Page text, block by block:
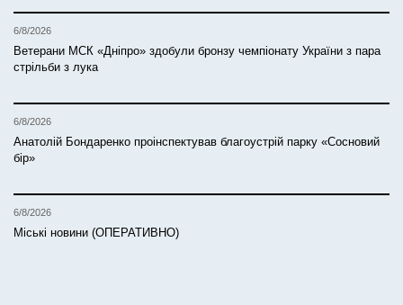
6/8/2026
Ветерани МСК «Дніпро» здобули бронзу чемпіонату України з пара
стрільби з лука
6/8/2026
Анатолій Бондаренко проінспектував благоустрій парку «Сосновий
бір»
6/8/2026
Міські новини (ОПЕРАТИВНО)